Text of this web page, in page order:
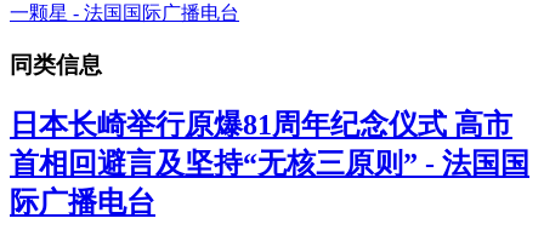
同类信息
日本长崎举行原爆81周年纪念仪式 高市
首相回避言及坚持“无核三原则” - 法国国
际广播电台